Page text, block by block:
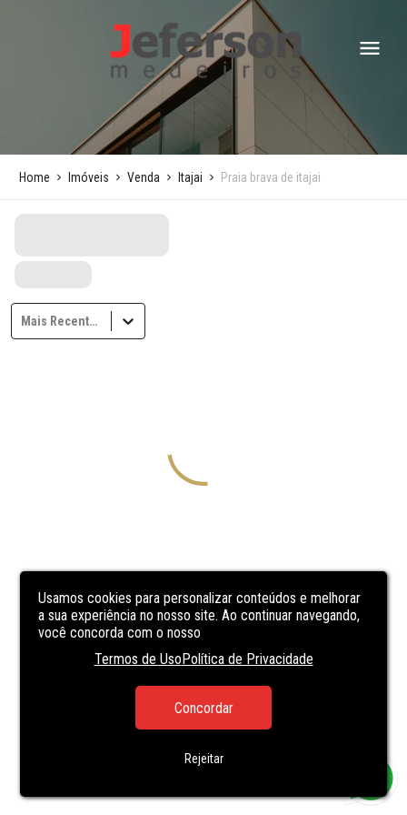
Usamos cookies para personalizar conteúdos e melhorar
a sua experiência no nosso site. Ao continuar navegando,
você concorda com o nosso
Termos de UsoPolítica de Privacidade
Concordar
Rejeitar
Home Imóveis Venda Itajai Praia brava de itajai
Mais Recentes